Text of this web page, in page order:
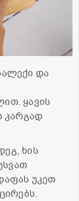
და
ყავის
კარგად
ხის
უკეთ